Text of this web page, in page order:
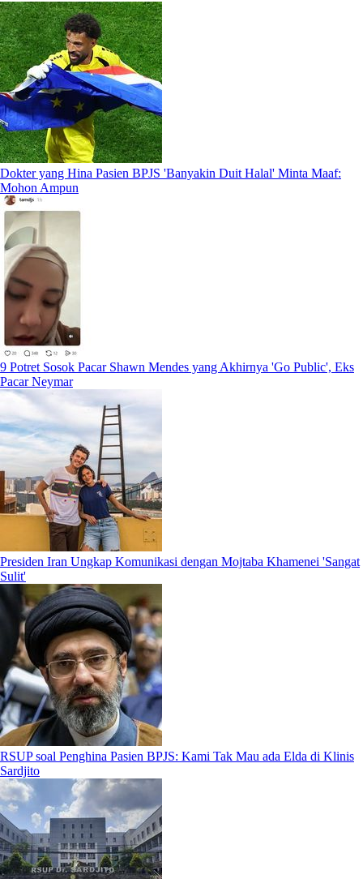
Dokter yang Hina Pasien BPJS 'Banyakin Duit Halal' Minta Maaf:
Mohon Ampun
9 Potret Sosok Pacar Shawn Mendes yang Akhirnya 'Go Public', Eks
Pacar Neymar
Presiden Iran Ungkap Komunikasi dengan Mojtaba Khamenei 'Sangat
Sulit'
RSUP soal Penghina Pasien BPJS: Kami Tak Mau ada Elda di Klinis
Sardjito